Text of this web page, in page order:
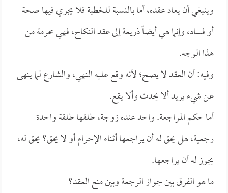
وينبغي أن يعاد عقده، أما بالنسبة للخطبة فلا يجري فيها صحة
أو فساد، وإنما هي أيضاً ذريعة إلى عقد النكاح، فهي محرمة من
هذا الوجه.
وفيه: أن العقد لا يصح؛ لأنه وقع عليه النهي، والشارع لما ينهى
عن شيء يريد ألا يحدث وألا يقع.
أما حكم المراجعة. واحد عنده زوجة، طلقها طلقة واحدة
رجعية، هل يحق له أن يراجعها أثناء الإحرام أو لا يحق؟ يحق له،
يجوز له أن يراجعها.
ما هو الفرق بين جواز الرجعة وبين منع العقد؟